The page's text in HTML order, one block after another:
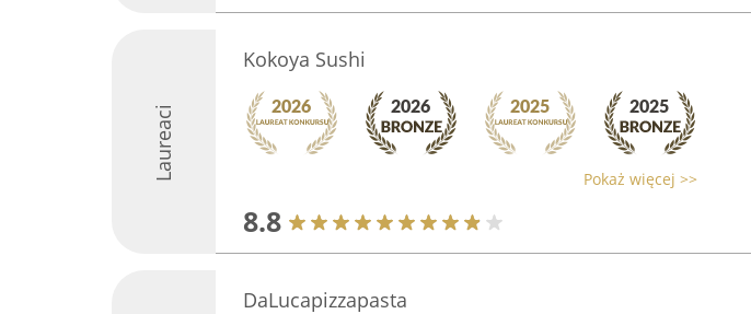
Laureaci
Kokoya Sushi
Pokaż więcej >>
8.8
DaLucapizzapasta